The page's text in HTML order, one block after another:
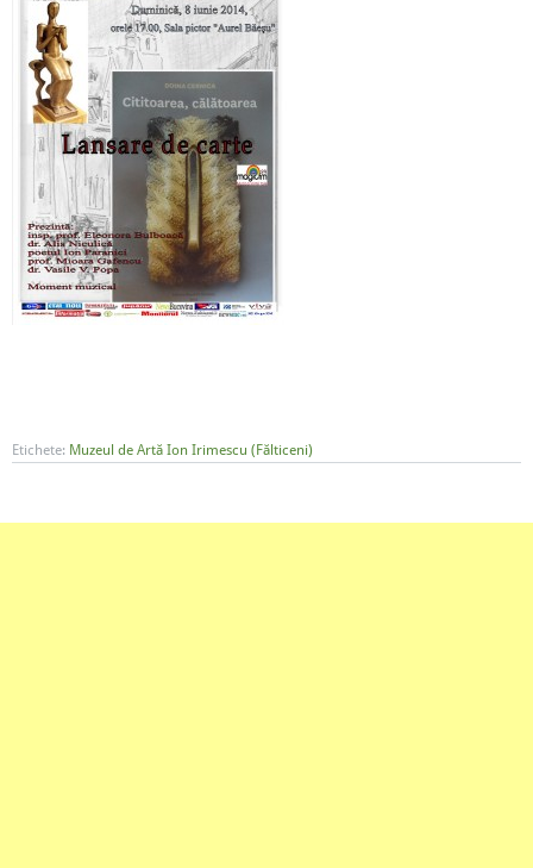
Etichete: Muzeul de Artă Ion Irimescu (Fălticeni)